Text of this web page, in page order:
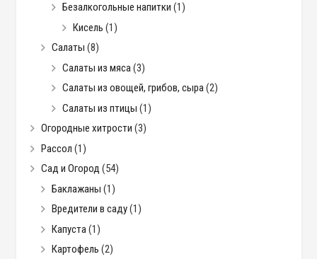
Безалкогольные напитки (1)
Кисель (1)
Салаты (8)
Салаты из мяса(3)
Салаты из овощей, грибов, сыра(2)
Салаты из птицы (1)
Огородные хитрости (3)
Рассол (1)
Сад и Огород (54)
Баклажаны (1)
Вредители в саду(1)
Капуста(1)
Картофель (2)